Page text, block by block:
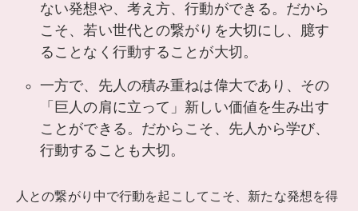
ない発想や、考え方、行動ができる。だから
こそ、若い世代との繋がりを大切にし、臆す
ることなく行動することが大切。
一方で、先人の積み重ねは偉大であり、その
「巨人の肩に立って」新しい価値を生み出す
ことができる。だからこそ、先人から学び、
行動することも大切。
人との繋がり中で行動を起こしてこそ、新たな発想を得